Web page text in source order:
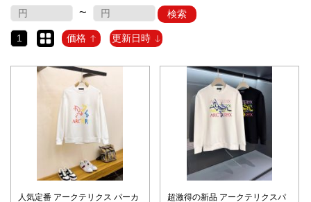
セ
~ 検索
1 価格 更新日時
人気定番 アークテリクス パーカ
超激得の新品 アークテリクスパ